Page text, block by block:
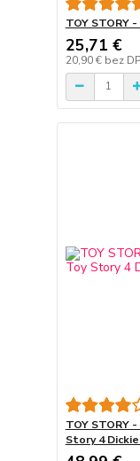
TOY STORY
25,71 €
20,90 € bez
TOY STORY
Story 4